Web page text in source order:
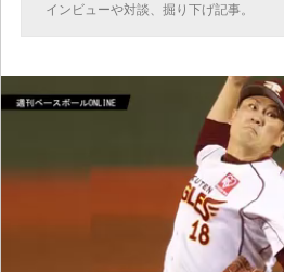
インビューや対談、掘り下げ記事。